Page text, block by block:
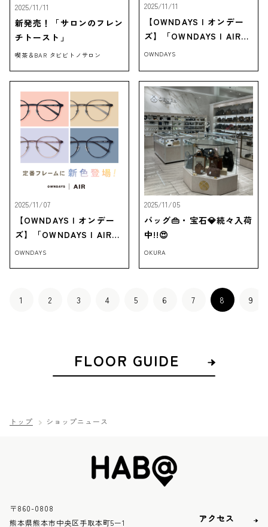
2025/11/11
新発売！「サロンのフレン
チトースト」
喫茶＆BAR タビビトノサロン
2025/11/11
【OWNDAYS | オンデー
ズ】「OWNDAYS | AIR」
の人気フレームに、男性向
OWNDAYS
2025/11/07
【OWNDAYS | オンデー
ズ】「OWNDAYS | AIR」
の人気フレームに、女性向
OWNDAYS
2025/11/05
バッグ👜・宝石💎続々入荷
中!!😍
OKURA
1 2 3 4 5 6 7 8 9
FLOOR GUIDE
トップ ショップニュース
〒860-0808
熊本県熊本市中央区手取本町5ー1
アクセス